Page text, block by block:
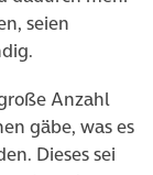
seien
Anzahl
gäbe, was es
Dieses sei